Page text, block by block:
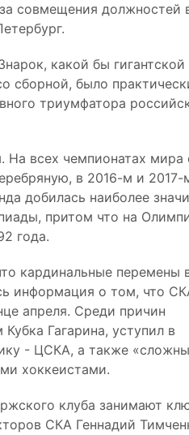
совмещения должностей
какой бы гигантской
сборной, было
триумфатора
На всех чемпионатах мира
в 2016-м и
добилась наиболее
притом что на
года.
кардинальные перемены
информация о том, что
апреля. Среди причин
Гагарина, уступил в
- ЦСКА, а также
хоккеистами.
клуба занимают
СКА Геннадий